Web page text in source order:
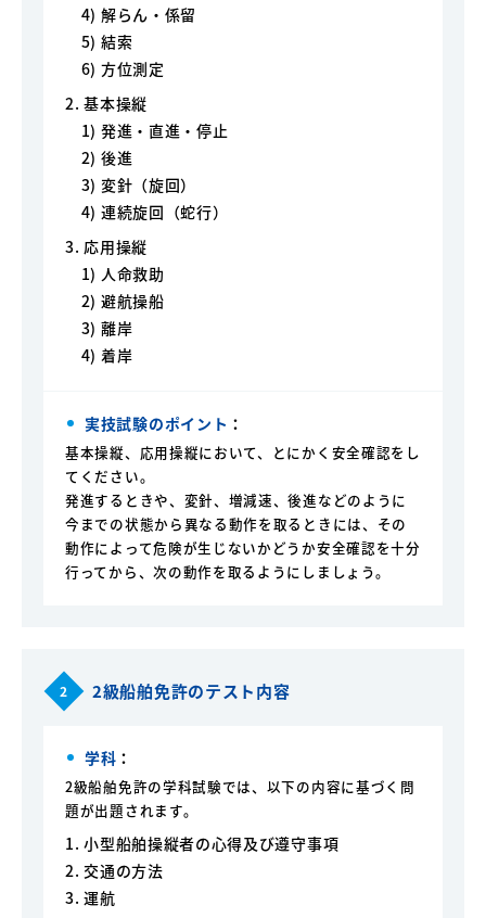
4) 解らん・係留
5) 結索
6) 方位測定
2. 基本操縦
1) 発進・直進・停止
2) 後進
3) 変針（旋回）
4) 連続旋回（蛇行）
3. 応用操縦
1) 人命救助
2) 避航操船
3) 離岸
4) 着岸
実技試験のポイント ：
基本操縦、応用操縦において、とにかく安全確認をし
てください。
発進するときや、変針、増減速、後進などのように
今までの状態から異なる動作を取るときには、その
動作によって危険が生じないかどうか安全確認を十分
行ってから、次の動作を取るようにしましょう。
2 2級船舶免許のテスト内容
学科 ：
2級船舶免許の学科試験では、以下の内容に基づく問
題が出題されます。
1. 小型船舶操縦者の心得及び遵守事項
2. 交通の方法
3. 運航